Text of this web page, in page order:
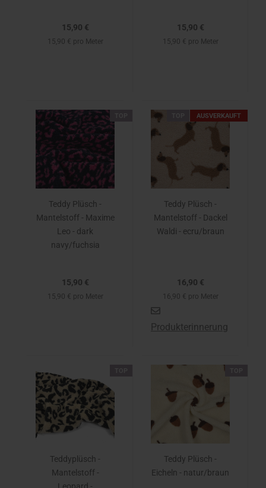
15,90 €
15,90 € pro Meter
15,90 €
15,90 € pro Meter
Teddy Plüsch -
Mantelstoff - Maxime
Leo - dark
navy/fuchsia
15,90 €
15,90 € pro Meter
AUSVERKAUFT
Teddy Plüsch -
Mantelstoff - Dackel
Waldi - ecru/braun
16,90 €
16,90 € pro Meter
Produkterinnerung
Teddyplüsch -
Mantelstoff -
Teddy Plüsch -
Eicheln - natur/braun